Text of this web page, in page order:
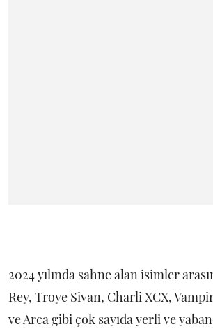
2024 yılında sahne alan isimler
Rey, Troye Sivan, Charli XCX,
ve Arca gibi çok sayıda yerli ve